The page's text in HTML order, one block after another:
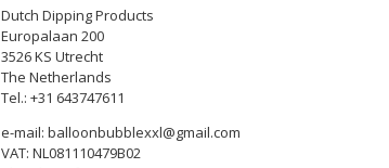
Dutch Dipping Products
Europalaan 200
3526 KS Utrecht
The Netherlands
Tel.: +31 643747611
e-mail: balloonbubblexxl@gmail.com
VAT: NL081110479B02